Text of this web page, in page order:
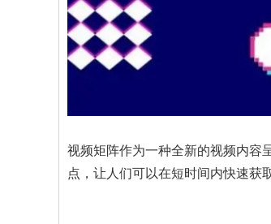
视频矩阵作为一种全新的视频内容
点，让人们可以在短时间内快速获